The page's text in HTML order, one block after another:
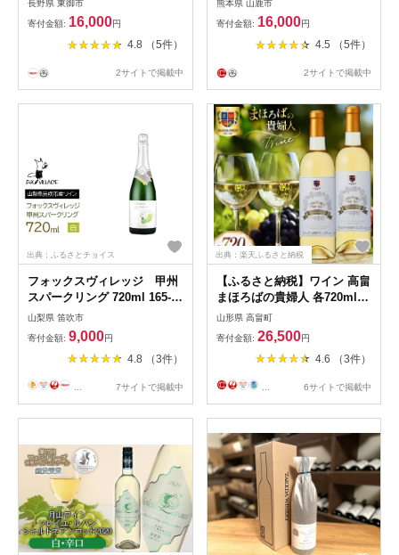
長野県 東御市
寄付金額: 16,000円
4.8 （5件）
2サイトで掲載中
ー ぶどう シャルドネ わいん
白わいん お酒 辛口 国産 日本
熊本県 山鹿市 ふるさと 人気
ム株式会社 】[ZCO001]
熊本県 山鹿市
寄付金額: 16,000円
4.5 （5件）
2サイトで掲載中
出典：ふるさとチョイス
フォックスヴィレッジ 甲州
スパークリング 720ml 165-
020
山梨県 笛吹市
寄付金額: 9,000円
4.8 （3件）
7サイトで掲載中
出典：楽天ふるさと納税
【ふるさと納税】ワイン 高畠
まほろばの貴婦人 各720ml 2
本 セット [tk06ays730018 山
形県 高畠町 高畠ワイナリー]
甘口 高畠ワイン 高畠 ワイナ
リー 白ワイン 酒 飲み比べ 白
山形県 高畠町
寄付金額: 26,500円
4.6 （3件）
6サイトで掲載中